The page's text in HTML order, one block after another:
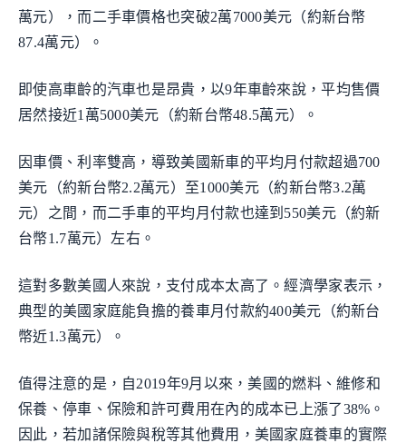
萬元），而二手車價格也突破2萬7000美元（約新台幣
87.4萬元）。
即使高車齡的汽車也是昂貴，以9年車齡來說，平均售價
居然接近1萬5000美元（約新台幣48.5萬元）。
因車價、利率雙高，導致美國新車的平均月付款超過700
美元（約新台幣2.2萬元）至1000美元（約新台幣3.2萬
元）之間，而二手車的平均月付款也達到550美元（約新
台幣1.7萬元）左右。
這對多數美國人來說，支付成本太高了。經濟學家表示，
典型的美國家庭能負擔的養車月付款約400美元（約新台
幣近1.3萬元）。
值得注意的是，自2019年9月以來，美國的燃料、維修和
保養、停車、保險和許可費用在內的成本已上漲了38%。
因此，若加諸保險與稅等其他費用，美國家庭養車的實際